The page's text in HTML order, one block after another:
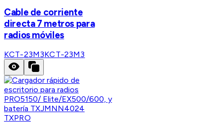
Cable de corriente
directa 7 metros para
radios móviles
KCT-23M3KCT-23M3
TXPRO